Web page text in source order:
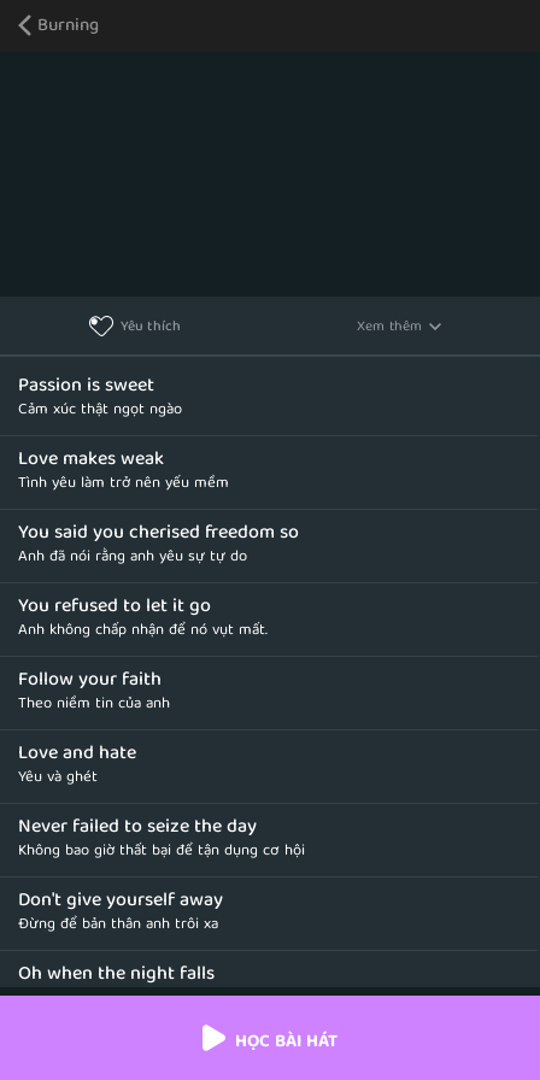
Burning
Yêu thích Xem thêm
Passion is sweet
Cảm xúc thật ngọt ngào
Love makes weak
Tình yêu làm trở nên yếu mềm
You said you cherised freedom so
Anh đã nói rằng anh yêu sự tự do
You refused to let it go
Anh không chấp nhận để nó vụt mất.
Follow your faith
Theo niềm tin của anh
Love and hate
Yêu và ghét
Never failed to seize the day
Không bao giờ thất bại để tận dụng cơ hội
Don't give yourself away
Đừng để bản thân anh trôi xa
Oh when the night falls
Khi màn đêm buông xuống
HỌC BÀI HÁT